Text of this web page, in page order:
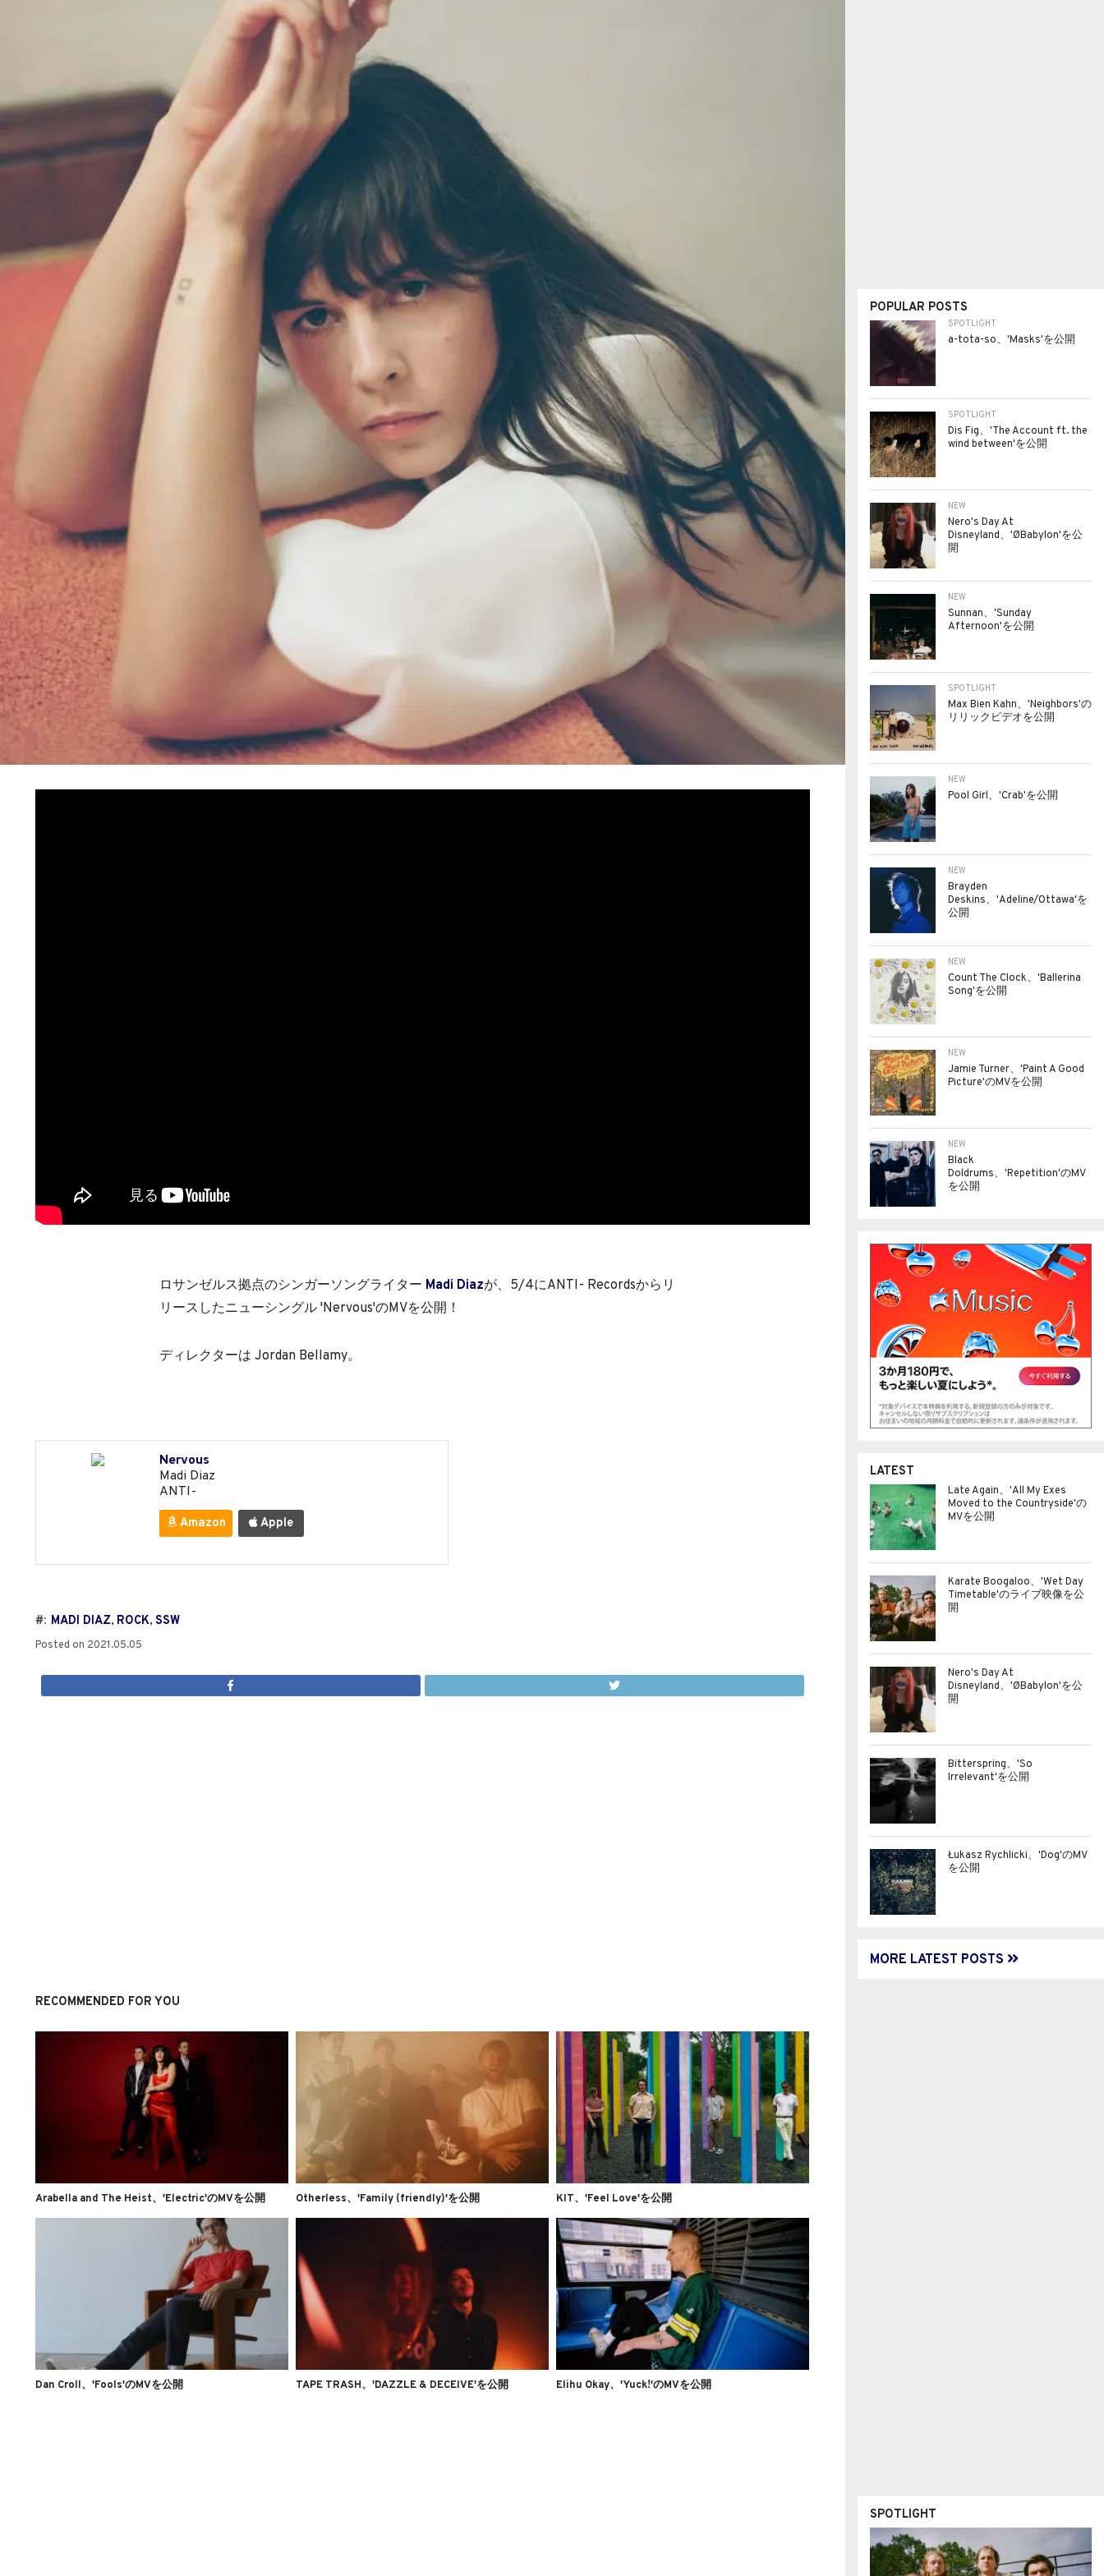
ロサンゼルス拠点のシンガーソングライター Madi Diazが、5/4にANTI- Recordsからリ
リースしたニューシングル 'Nervous'のMVを公開！
ディレクターは Jordan Bellamy。
Nervous
Madi Diaz
ANTI-
Amazon Apple
#: MADI DIAZ, ROCK, SSW
Posted on 2021.05.05
RECOMMENDED FOR YOU
Arabella and The Heist、'Electric'のMVを公開 Otherless、'Family (friendly)'を公開 KIT、'Feel Love'を公開
Dan Croll、'Fools'のMVを公開 TAPE TRASH、'DAZZLE & DECEIVE'を公開 Elihu Okay、'Yuck!'のMVを公開
POPULAR POSTS
SPOTLIGHT
a-tota-so、'Masks'を公開
SPOTLIGHT
Dis Fig、'The Account ft. the
wind between'を公開
NEW
Nero's Day At
Disneyland、'ØBabylon'を公
開
NEW
Sunnan、'Sunday
Afternoon'を公開
SPOTLIGHT
Max Bien Kahn、'Neighbors'の
リリックビデオを公開
NEW
Pool Girl、'Crab'を公開
NEW
Brayden
Deskins、'Adeline/Ottawa'を
公開
NEW
Count The Clock、'Ballerina
Song'を公開
NEW
Jamie Turner、'Paint A Good
Picture'のMVを公開
NEW
Black
Doldrums、'Repetition'のMV
を公開
LATEST
Late Again、'All My Exes
Moved to the Countryside'の
MVを公開
Karate Boogaloo、'Wet Day
Timetable'のライブ映像を公
開
Nero's Day At
Disneyland、'ØBabylon'を公
開
Bitterspring、'So
Irrelevant'を公開
Łukasz Rychlicki、'Dog'のMV
を公開
MORE LATEST POSTS
SPOTLIGHT